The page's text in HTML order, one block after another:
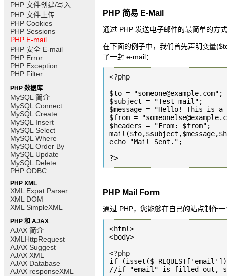
PHP 文件创建/写入
PHP 文件上传
PHP Cookies
PHP Sessions
PHP E-mail
PHP 安全 E-mail
PHP Error
PHP Exception
PHP Filter
PHP 数据库
MySQL 简介
MySQL Connect
MySQL Create
MySQL Insert
MySQL Select
MySQL Where
MySQL Order By
MySQL Update
MySQL Delete
PHP ODBC
PHP XML
XML Expat Parser
XML DOM
XML SimpleXML
PHP 和 AJAX
AJAX 简介
XMLHttpRequest
AJAX Suggest
AJAX XML
AJAX Database
AJAX responseXML
PHP 简易 E-Mail
通过 PHP 发送电子邮件的最简单的方
在下面的例子中，我们首先声明变量
了一封 e-mail：
<?php
$to = "someone@example.com";
$subject = "Test mail";
$message = "Hello! This is a
$from =
$headers = "From: $from";
echo "Mail Sent.";
?>
PHP Mail Form
通过 PHP，您能够在自己的站点制作
<html>
<body>
<?php
if
//if "email" is filled out,